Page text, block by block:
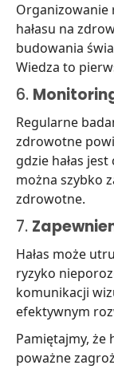
Organizowanie
hałasu na
budowania
Wiedza to
6.
Regularne
zdrowotne
gdzie hałas
można szybko
zdrowotne.
7.
Hałas może
ryzyko
komunikacji
efektywnym
Pamiętajmy, że
poważne